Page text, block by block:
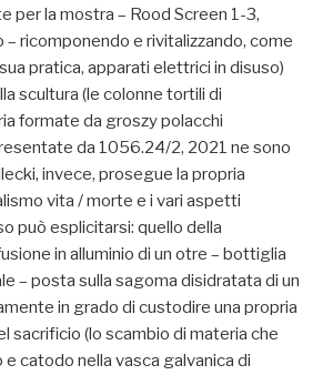
per la mostra – Rood Screen 1-3,
– ricomponendo e rivitalizzando, come
pratica, apparati elettrici in disuso)
scultura (le colonne tortili di
formate da groszy polacchi
da 1056.24/2, 2021 ne sono
invece, prosegue la propria
vita / morte e i vari aspetti
può esplicitarsi: quello della
in alluminio di un otre – bottiglia
– posta sulla sagoma disidratata di un
in grado di custodire una propria
sacrificio (lo scambio di materia che
catodo nella vasca galvanica di